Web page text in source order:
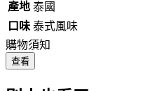
產地 泰國
口味 泰式風味
購物須知
查看